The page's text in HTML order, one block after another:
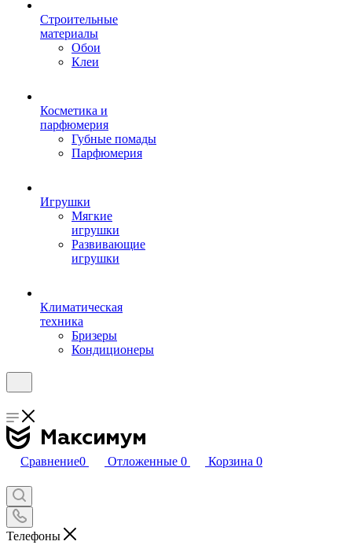
Строительные
материалы
Обои
Клеи
Косметика и
парфюмерия
Губные помады
Парфюмерия
Игрушки
Мягкие
игрушки
Развивающие
игрушки
Климатическая
техника
Бризеры
Кондиционеры
Сравнение0 Отложенные 0 Корзина 0
Телефоны